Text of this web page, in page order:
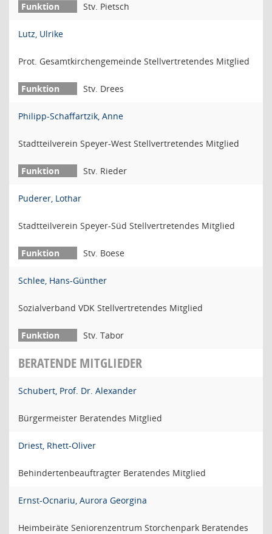
Stv. Pietsch
Lutz, Ulrike
Prot. Gesamtkirchengemeinde Stellvertretendes Mitglied
Stv. Drees
Philipp-Schaffartzik, Anne
Stadtteilverein Speyer-West Stellvertretendes Mitglied
Stv. Rieder
Puderer, Lothar
Stadtteilverein Speyer-Süd Stellvertretendes Mitglied
Stv. Boese
Schlee, Hans-Günther
Sozialverband VDK Stellvertretendes Mitglied
Stv. Tabor
BERATENDE MITGLIEDER
Schubert, Prof. Dr. Alexander
Bürgermeister Beratendes Mitglied
Driest, Rhett-Oliver
Behindertenbeauftragter Beratendes Mitglied
Ernst-Ocnariu, Aurora Georgina
Heimbeiräte Seniorenzentrum Storchenpark Beratendes